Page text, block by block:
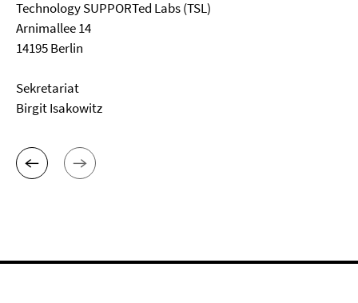
Technology SUPPORTed Labs (TSL)
Arnimallee 14
14195 Berlin
Sekretariat
Birgit Isakowitz